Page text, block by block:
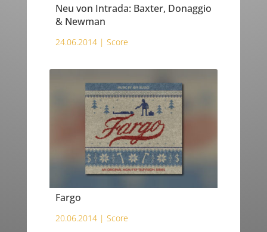
Neu von Intrada: Baxter, Donaggio
& Newman
24.06.2014 | Score
Fargo
20.06.2014 | Score